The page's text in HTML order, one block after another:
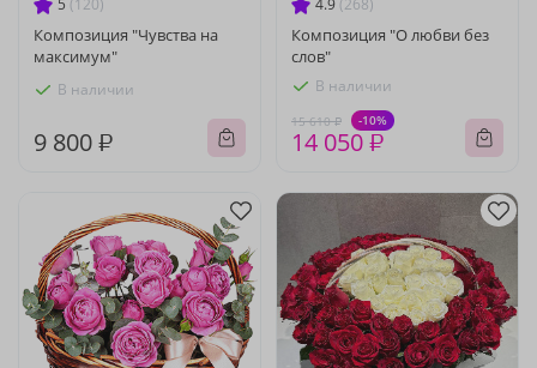
5 (120)
Композиция "Чувства на
максимум"
В наличии
9 800 ₽
4.9 (268)
Композиция "О любви без
слов"
В наличии
15 610 ₽ -10%
14 050 ₽